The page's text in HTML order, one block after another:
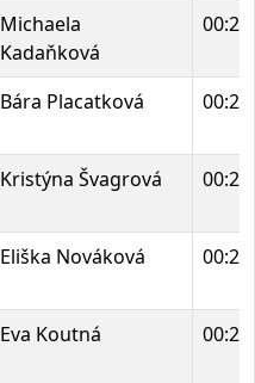
Michaela
Kadaňková
Bára Placatková
Kristýna Švagrová
Eliška Nováková
Eva Koutná